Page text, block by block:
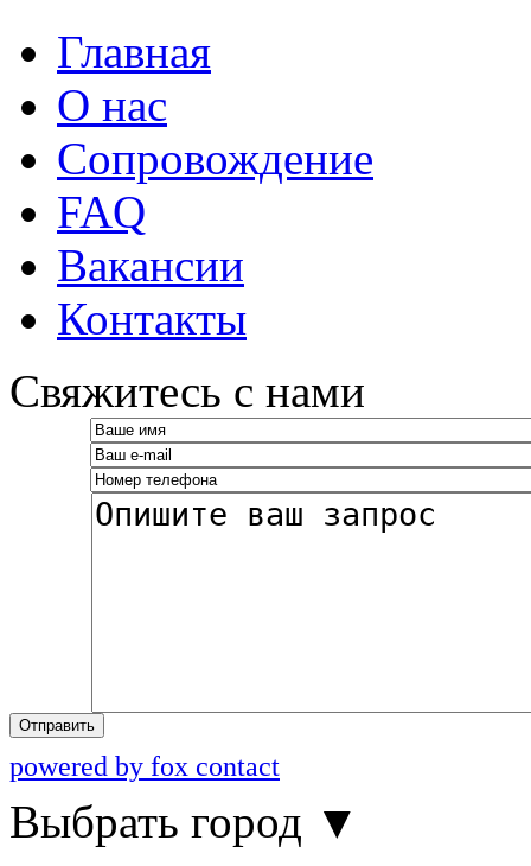
Главная
О нас
Сопровождение
FAQ
Вакансии
Контакты
­Свяжитесь с нами
Отправить
powered by fox contact
Выбрать город ▼